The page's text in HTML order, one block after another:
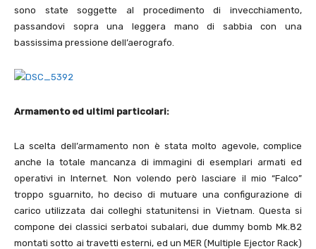
sono state soggette al procedimento di invecchiamento,
passandovi sopra una leggera mano di sabbia con una
bassissima pressione dell’aerografo.
Armamento ed ultimi particolari:
La scelta dell’armamento non è stata molto agevole, complice
anche la totale mancanza di immagini di esemplari armati ed
operativi in Internet. Non volendo però lasciare il mio “Falco”
troppo sguarnito, ho deciso di mutuare una configurazione di
carico utilizzata dai colleghi statunitensi in Vietnam. Questa si
compone dei classici serbatoi subalari, due dummy bomb Mk. 82
montati sotto ai travetti esterni, ed un MER (Multiple Ejector Rack)